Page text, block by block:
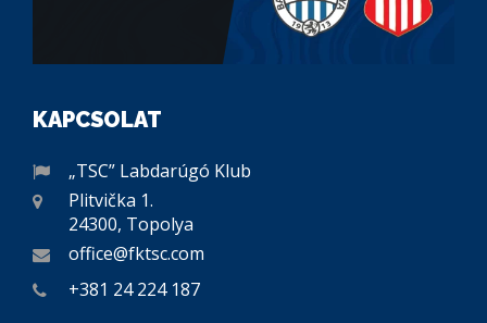
KAPCSOLAT
„TSC” Labdarúgó Klub
Plitvička 1.
24300, Topolya
office@fktsc.com
+381 24 224 187